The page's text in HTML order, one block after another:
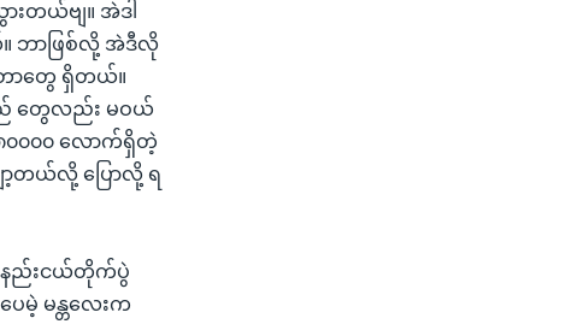
ယ်ဗျ။ အဲဒါ
။ ဘာဖြစ်လို့ အဲဒီလို
ာတွေ ရှိတယ်။
တွေလည်း မဝယ်
၀၀၀၀ လောက်ရှိတဲ့
တယ်လို့ ပြောလို့ ရ
နည်းငယ်တိုက်ပွဲ
မဲ့ မန္တလေးက